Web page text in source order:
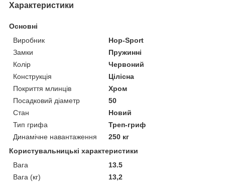
Характеристики
Основні
Виробник
Hop-Sport
Замки
Пружинні
Колір
Червоний
Конструкція
Цілісна
Покриття млинців
Хром
Посадковий діаметр
50
Стан
Новий
Тип грифа
Треп-гриф
Динамічне навантаження
250 кг
Користувальницькі характеристики
Вага
13.5
Вага (кг)
13,2